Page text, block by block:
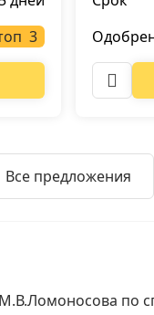
Все предложения
по